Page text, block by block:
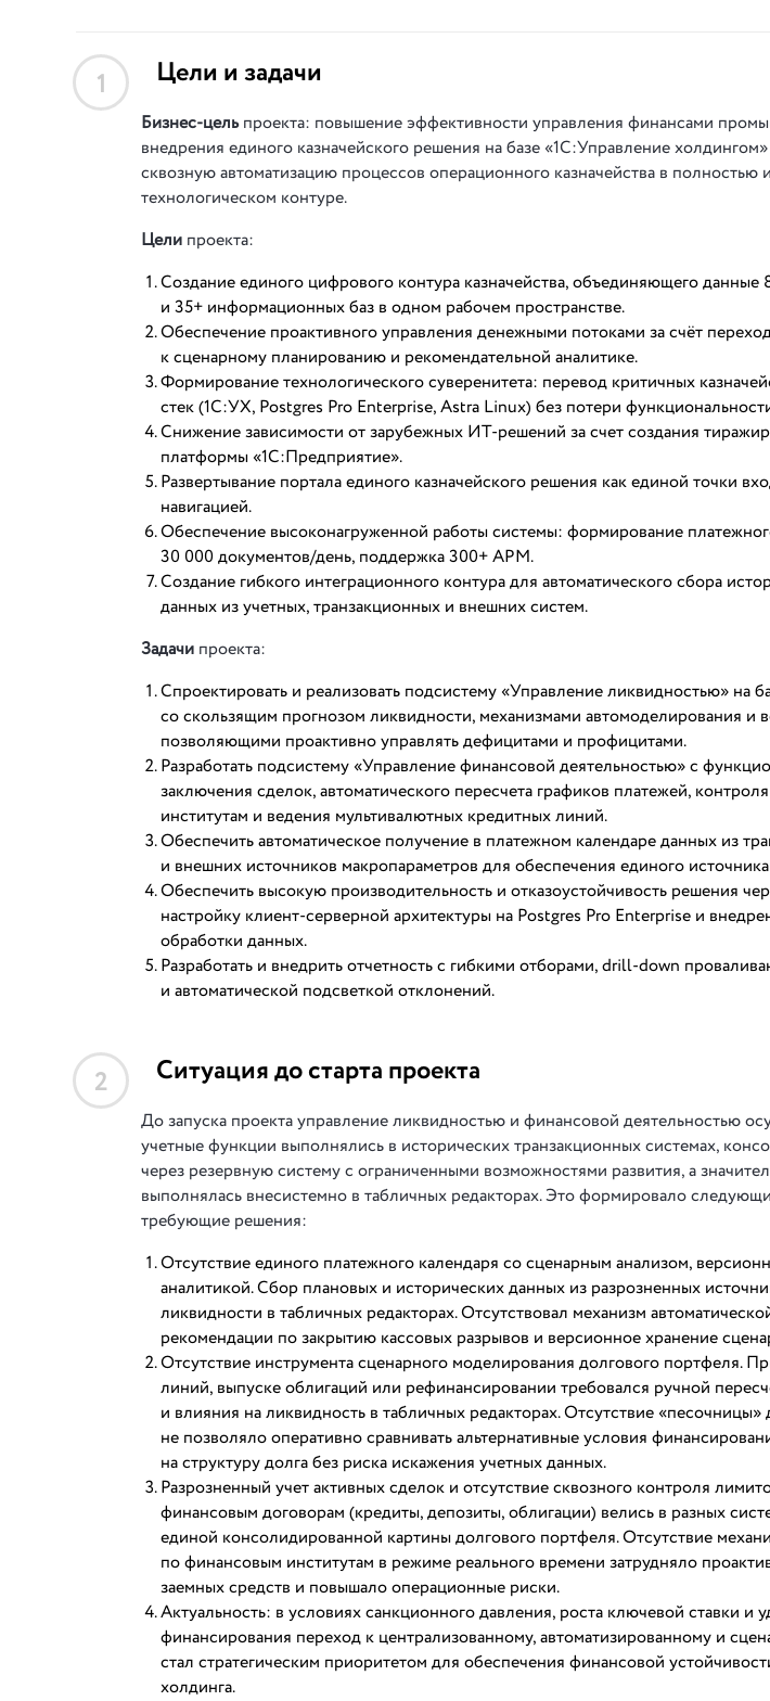
1 Цели и задачи
Бизнес-цельпроекта: повышение эффективности управления финансами
внедрения единого казначейского решения на базе «1С:Управление
сквозную автоматизацию процессов операционного казначейства в
технологическом контуре.
Цели проекта:
Создание единого цифрового контура казначейства, объединяющего
и 35+ информационных баз в одном рабочем пространстве.
Обеспечение проактивного управления денежными потоками за счёт
к сценарному планированию и рекомендательной аналитике.
Формирование технологического суверенитета: перевод критичных
стек (1С:УХ, Postgres Pro Enterprise, Astra Linux) без потери
Снижение зависимости от зарубежных ИТ-решений за счет создания
платформы «1С:Предприятие».
Развертывание портала единого казначейского решения как единой точки
навигацией.
Обеспечение высоконагруженной работы системы: формирование
30 000 документов/день, поддержка 300+ АРМ.
Создание гибкого интеграционного контура для автоматического сбора
данных из учетных, транзакционных и внешних систем.
Задачи проекта:
Спроектировать и реализовать подсистему «Управление ликвидностью» на
со скользящим прогнозом ликвидности, механизмами автомоделирования и
позволяющими проактивно управлять дефицитами и профицитами.
Разработать подсистему «Управление финансовой деятельностью» с
заключения сделок, автоматического пересчета графиков платежей,
институтам и ведения мультивалютных кредитных линий.
Обеспечить автоматическое получение в платежном календаре данных из
и внешних источников макропараметров для обеспечения единого
Обеспечить высокую производительность и отказоустойчивость решения
настройку клиент-серверной архитектуры на Postgres Pro Enterprise и
обработки данных.
Разработать и внедрить отчетность с гибкими отборами, drill-down
и автоматической подсветкой отклонений.
2 Ситуация до старта проекта
До запуска проекта управление ликвидностью и финансовой деятельностью
учетные функции выполнялись в исторических транзакционных системах,
через резервную систему с ограниченными возможностями развития, а
выполнялась внесистемно в табличных редакторах. Это формировало
требующие решения:
Отсутствие единого платежного календаря со сценарным анализом,
аналитикой. Сбор плановых и исторических данных из разрозненных
ликвидности в табличных редакторах. Отсутствовал механизм
рекомендации по закрытию кассовых разрывов и версионное хранение
Отсутствие инструмента сценарного моделирования долгового портфеля.
линий, выпуске облигаций или рефинансировании требовался ручной
и влияния на ликвидность в табличных редакторах. Отсутствие
не позволяло оперативно сравнивать альтернативные условия
на структуру долга без риска искажения учетных данных.
Разрозненный учет активных сделок и отсутствие сквозного контроля
финансовым договорам (кредиты, депозиты, облигации) велись в разных
единой консолидированной картины долгового портфеля. Отсутствие
по финансовым институтам в режиме реального времени затрудняло
заемных средств и повышало операционные риски.
Актуальность: в условиях санкционного давления, роста ключевой ставки и
финансирования переход к централизованному, автоматизированному и
стал стратегическим приоритетом для обеспечения финансовой
холдинга.